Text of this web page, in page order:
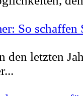
So schaffen
den letzten